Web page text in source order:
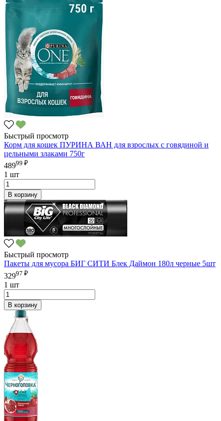
Быстрый просмотр
Корм для кошек ПУРИНА ВАН для взрослых с говядиной и
цельными злаками 750г
48999 ₽
1 шт
В корзину
Быстрый просмотр
Пакеты для мусора БИГ СИТИ Блек Даймон 180л черные 5шт
32997 ₽
1 шт
В корзину